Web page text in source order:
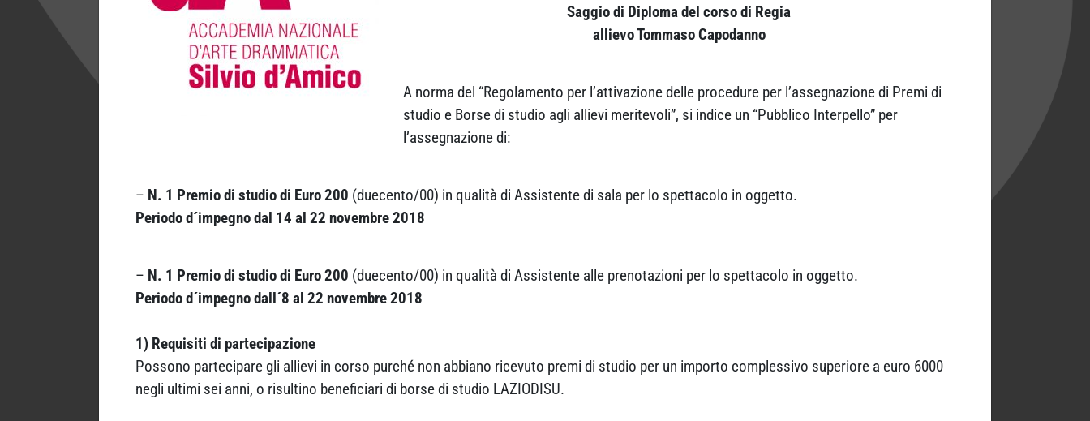
Saggio di Diploma del corso di Regia
allievo Tommaso Capodanno
A norma del “Regolamento per l’attivazione delle procedure per l’assegnazione di Premi di
studio e Borse di studio agli allievi meritevoli”, si indice un “Pubblico Interpello” per
l’assegnazione di:
– N. 1 Premio di studio di Euro 200 (duecento/00) in qualità di Assistente di sala per lo spettacolo in oggetto.
Periodo d´impegno dal 14 al 22 novembre 2018
– N. 1 Premio di studio di Euro 200 (duecento/00) in qualità di Assistente alle prenotazioni per lo spettacolo in oggetto.
Periodo d´impegno dall´8 al 22 novembre 2018
1) Requisiti di partecipazione
Possono partecipare gli allievi in corso purché non abbiano ricevuto premi di studio per un importo complessivo superiore a euro 6000
negli ultimi sei anni, o risultino beneficiari di borse di studio LAZIODISU.